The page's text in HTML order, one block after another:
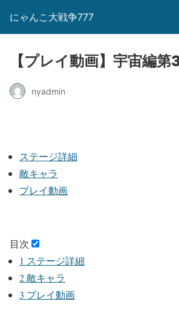
にゃんこ大戦争777
【プレイ動画】宇宙編第
nyadmin
ステージ詳細
敵キャラ
プレイ動画
目次
1 ステージ詳細
2敵キャラ
3 プレイ動画